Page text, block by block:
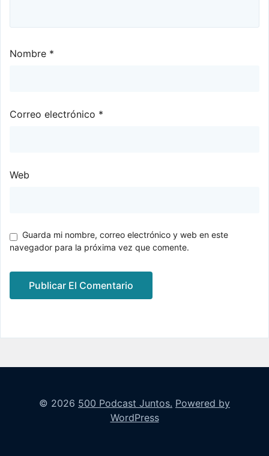
Nombre *
Correo electrónico *
Web
Guarda mi nombre, correo electrónico y web en este
navegador para la próxima vez que comente.
© 2026 500 Podcast Juntos. Powered by
WordPress